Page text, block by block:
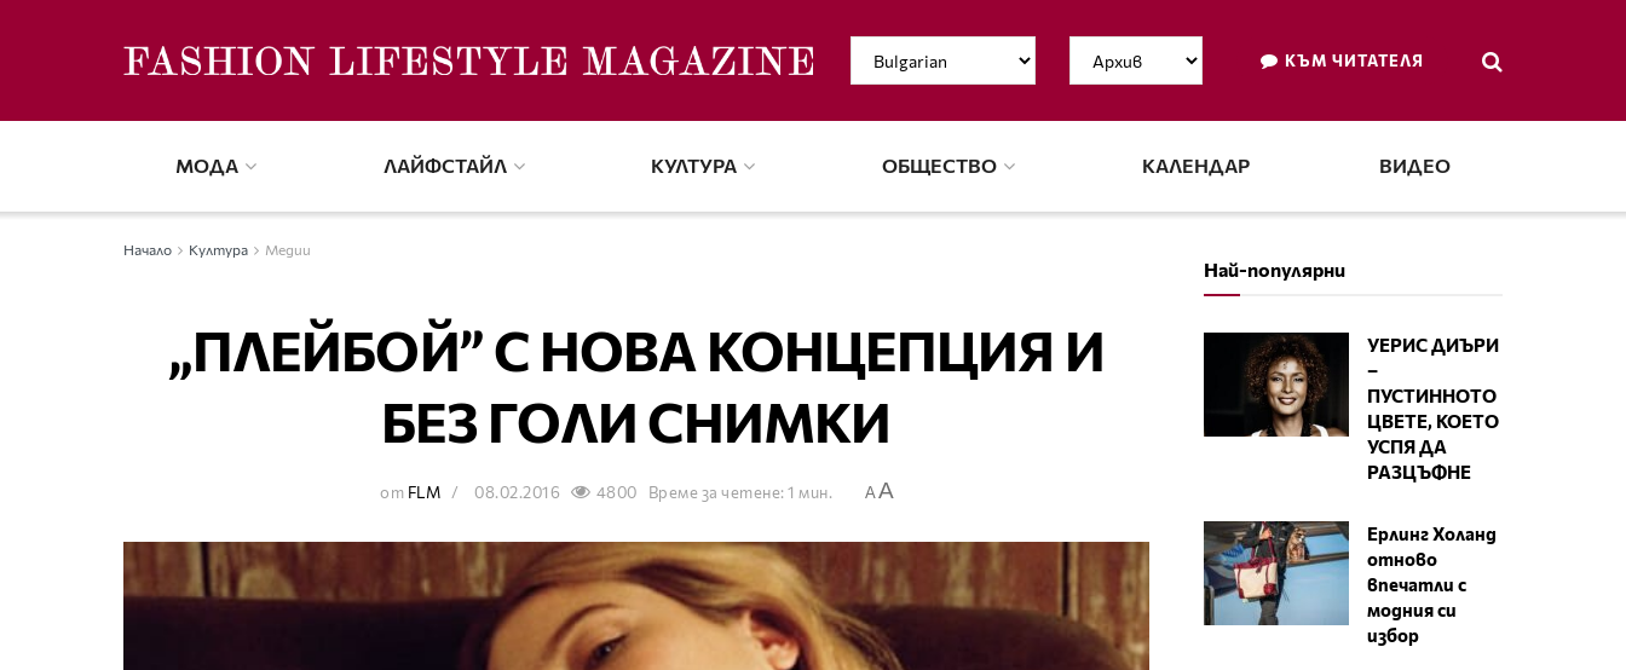
КЪМ ЧИТАТЕЛЯ
МОДА ЛАЙФСТАЙЛ КУЛТУРА ОБЩЕСТВО КАЛЕНДАР ВИДЕО
Начало Култура Медии
„ПЛЕЙБОЙ” С НОВА КОНЦЕПЦИЯ И
БЕЗ ГОЛИ СНИМКИ
от FLM 08.02.2016 4800 Време за четене: 1 мин. AA
Най-популярни
УЕРИС ДИЪРИ
–
ПУСТИННОТО
ЦВЕТЕ, КОЕТО
УСПЯ ДА
РАЗЦЪФНЕ
Ерлинг Холанд
отново
впечатли с
модния си
избор